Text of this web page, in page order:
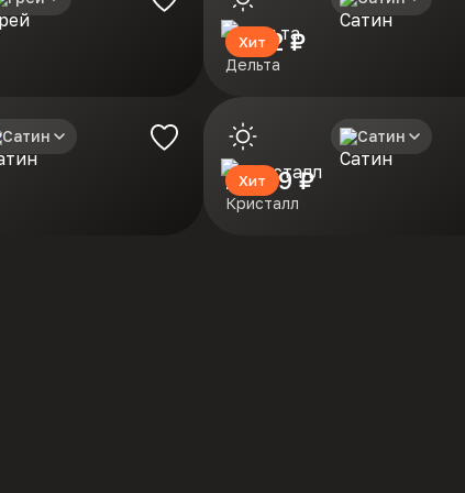
В избранное
Хит
8272 ₽
Дельта
В избранное
Сатин
Хит
Сатин
16169 ₽
Кристалл